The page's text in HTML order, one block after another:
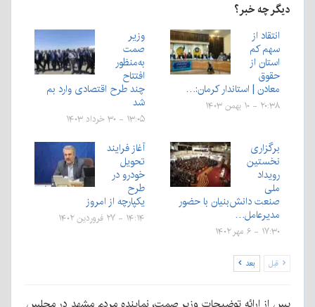
دیگر چه خبر؟
انتقاد از
سهم کم
استان از
حقوق
معادن | استاندار کرمان:…
۲۰:۳۸ - ۱۰ بهمن ۱۴۰۳
وزیر
صمت
به‌منظور
افتتاح
چند طرح اقتصادی وارد بم
شد
۱۳:۰۵ - ۳۰ خرداد ۱۴۰۳
برگزاری
نخستین
رویداد
ملی
صنعت دانش‌بنیان با حضور
مدیرعامل…
۱۷:۳۰ - ۶ مهر ۱۴۰۲
آغاز فرایند
تحویل
خودرو در
طرح
یکپارچه از امروز
۱۴:۱۴ - ۲۷ فروردین ۱۴۰۲
قبل بعد